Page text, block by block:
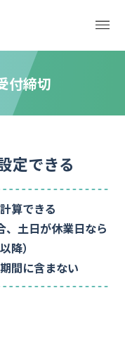
導入事例
デモサイト
お役立ち情報
付締切
定できる
算できる
、土日が休業日なら
降）
間に含まない